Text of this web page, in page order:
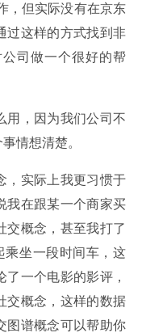
，但实际没有在京东
过这样的方式找到非
公司做一个很好的帮
用，因为我们公司不
情想清楚。
，实际上我更习惯于
我在跟某一个商家买
交概念，甚至我打了
乘坐一段时间车，这
一个电影的影评，
交概念，这样的数据
图谱概念可以帮助你